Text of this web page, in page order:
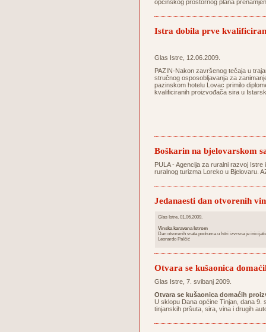
općinskog prostornog plana
Istra dobila prve
Glas Istre, 12.06.2009.
PAZIN-Nakon završenog tečaja u
stručnog osposobljavanja za
pazinskom hotelu Lovac primilo
kvalificiranih proizvođača sira u
Boškarin na bjelovarskom
PULA - Agencija za ruralni razvoj
ruralnog turizma Loreko u Bjelovaru.
Jedanaesti dan otvorenih
Glas Istre, 01.06.2009.
Vinska karavana Istrom
Dan otvorenih vrata podruma u Istri izvrsna je
Leonardo Palčić
Otvara se kušaonica
Glas Istre, 7. svibanj 2009.
Otvara se kušaonica domaćih
U sklopu Dana općine Tinjan, dana 9.
tinjanskih pršuta, sira, vina i drugih